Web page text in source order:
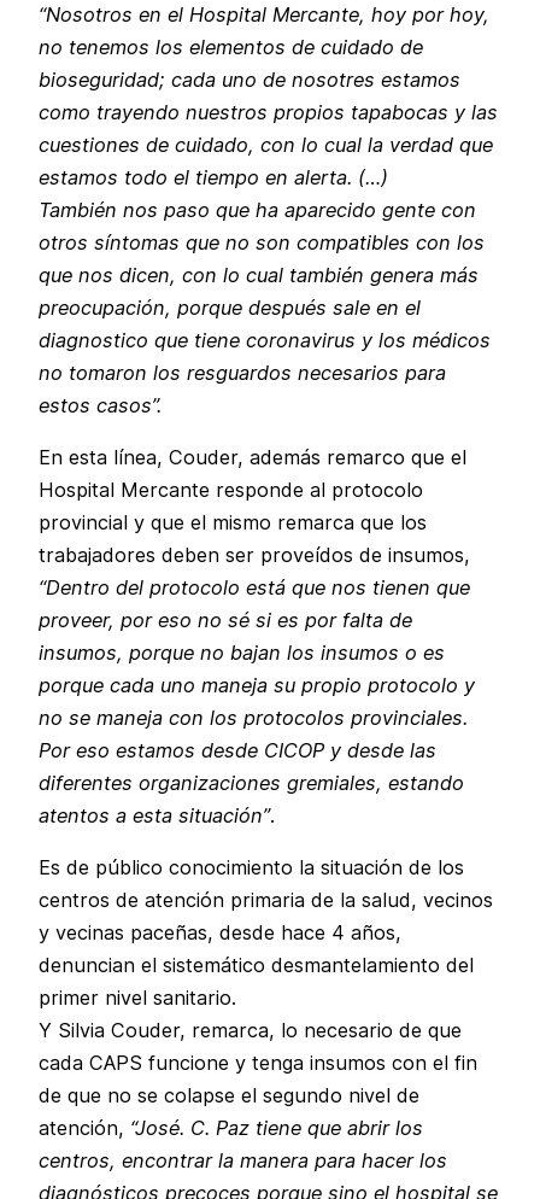
“Nosotros en el Hospital Mercante, hoy por hoy,
no tenemos los elementos de cuidado de
bioseguridad; cada uno de nosotres estamos
como trayendo nuestros propios tapabocas y las
cuestiones de cuidado, con lo cual la verdad que
estamos todo el tiempo en alerta. (…)
También nos paso que ha aparecido gente con
otros síntomas que no son compatibles con los
que nos dicen, con lo cual también genera más
preocupación, porque después sale en el
diagnostico que tiene coronavirus y los médicos
no tomaron los resguardos necesarios para
estos casos”.
En esta línea, Couder, además remarco que el
Hospital Mercante responde al protocolo
provincial y que el mismo remarca que los
trabajadores deben ser proveídos de insumos,
“Dentro del protocolo está que nos tienen que
proveer, por eso no sé si es por falta de
insumos, porque no bajan los insumos o es
porque cada uno maneja su propio protocolo y
no se maneja con los protocolos provinciales.
Por eso estamos desde CICOP y desde las
diferentes organizaciones gremiales, estando
atentos a esta situación”.
Es de público conocimiento la situación de los
centros de atención primaria de la salud, vecinos
y vecinas paceñas, desde hace 4 años,
denuncian el sistemático desmantelamiento del
primer nivel sanitario.
Y Silvia Couder, remarca, lo necesario de que
cada CAPS funcione y tenga insumos con el fin
de que no se colapse el segundo nivel de
atención, “José. C. Paz tiene que abrir los
centros, encontrar la manera para hacer los
diagnósticos precoces porque sino el hospital se